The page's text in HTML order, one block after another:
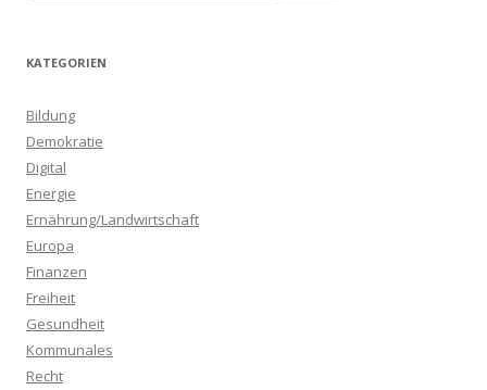
h
n
a
c
h
:
KATEGORIEN
Bildung
Demokratie
Digital
Energie
Ernährung/Landwirtschaft
Europa
Finanzen
Freiheit
Gesundheit
Kommunales
Recht